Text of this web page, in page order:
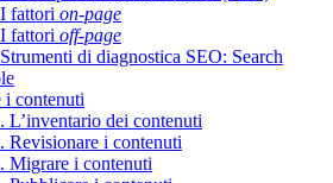
fattori on-page
fattori off-page
di diagnostica SEO: Search
i contenuti
L’inventario dei contenuti
Revisionare i contenuti
Migrare i contenuti